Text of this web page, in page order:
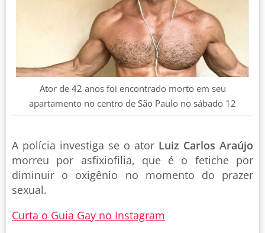
Ator de 42 anos foi encontrado morto em seu
apartamento no centro de São Paulo no sábado 12
A polícia investiga se o ator Luiz Carlos Araújo
morreu por asfixiofilia, que é o fetiche por
diminuir o oxigênio no momento do prazer
sexual.
Curta o Guia Gay no Instagram